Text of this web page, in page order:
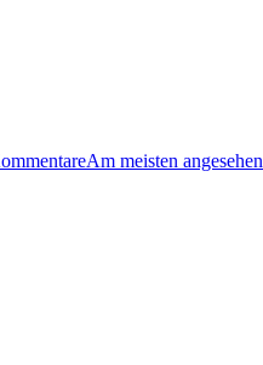
Am meisten angesehen